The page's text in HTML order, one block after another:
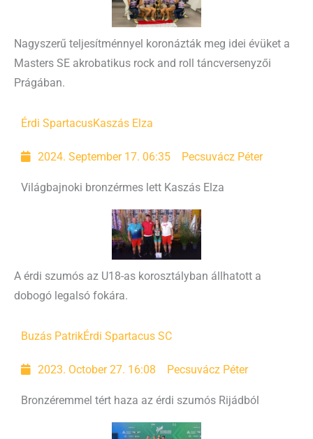
Nagyszerű teljesítménnyel koronázták meg idei évüket a
Masters SE akrobatikus rock and roll táncversenyzői
Prágában.
Érdi SpartacusKaszás Elza
2024. September 17. 06:35 Pecsuvácz Péter
Világbajnoki bronzérmes lett Kaszás Elza
A érdi szumós az U18-as korosztályban állhatott a
dobogó legalsó fokára.
Buzás PatrikÉrdi Spartacus SC
2023. October 27. 16:08 Pecsuvácz Péter
Bronzéremmel tért haza az érdi szumós Rijádból